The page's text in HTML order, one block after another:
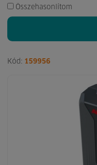
Összehasonlítom
Kód: 159956